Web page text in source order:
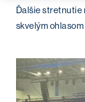
Ďalšie stretnutie
skvelým